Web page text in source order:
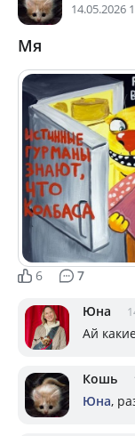
14.05.2026
Мя
6 7
Юна
Ай
Кошь
Юна,